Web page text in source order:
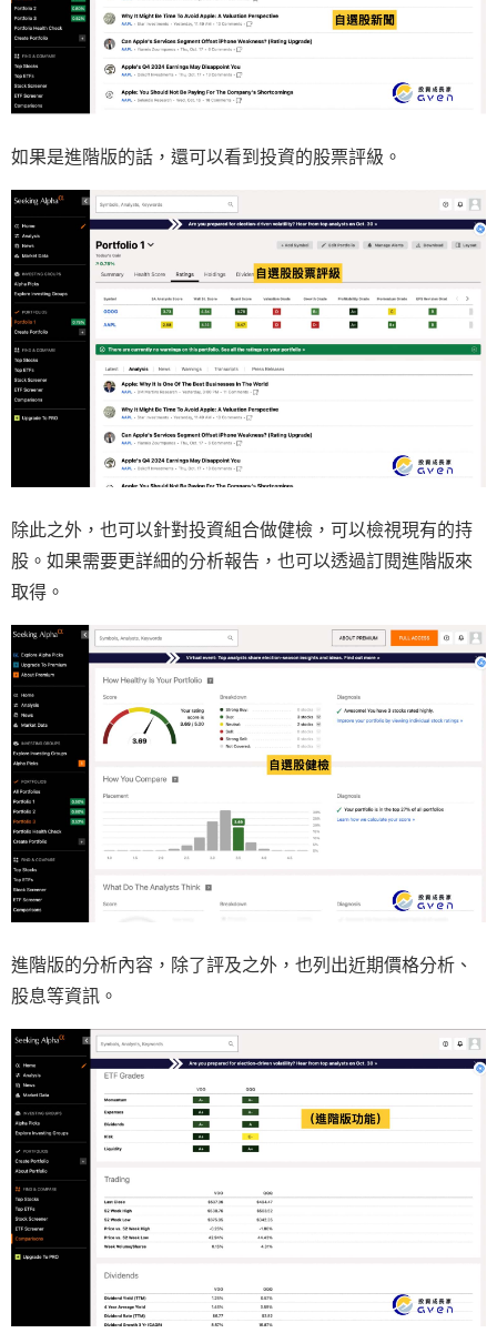
如果是進階版的話，還可以看到投資的股票評級。
除此之外，也可以針對投資組合做健檢，可以檢視現有的持
股。如果需要更詳細的分析報告，也可以透過訂閱進階版來
取得。
進階版的分析內容，除了評及之外，也列出近期價格分析、
股息等資訊。